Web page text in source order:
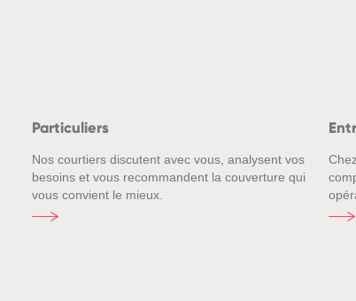
Particuliers
Nos courtiers discutent avec vous, analysent vos
besoins et vous recommandent la couverture qui
vous convient le mieux.